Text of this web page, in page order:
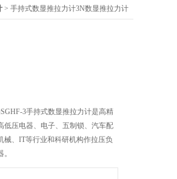
> 手持式数显推拉力计3N数显推拉力计
3手持式数显推拉力计是高精
低压电器、电子、五制锁、汽车配
械、IT等行业和科研机构作拉压负